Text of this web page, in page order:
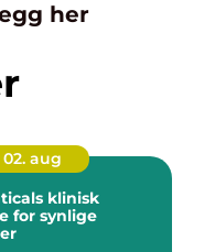
her
02. aug
klinisk
for synlige